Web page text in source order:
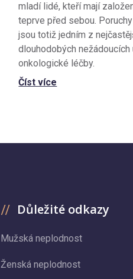
mladí lidé, kteří mají
teprve před sebou.
jsou totiž jedním z
dlouhodobých nežádoucích
onkologické léčby.
Číst více
Důležité odkazy
Mužská neplodnost
Ženská neplodnost